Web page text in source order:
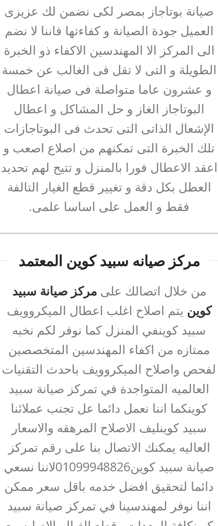
صيانة بوتاجاز بمصر لكى نضمن لك عزيزى
العميل جودة الصيانة و كفاءتها فاننا لا نضم
الى المركز الا المهندسين الاكفاء ذو الخبرة
الطويلة و التى لا تقل فى الغالب عن خمسة
و عشرون عاما متواصلة فى صيانة اعطال
البوتاجاز الغاز و حل المشاكل و اعطال
الإشعال الذاتى التى تحدث فى البوتاجازات
تلك الخبرة التى تمكنهم من اصلاع اصعب و
اعقد الاعطال فورا بالمنزل و تتيح لهم تحديد
العطل بكل دقة و تغيير قطع الغيار التالفة
فقط و العمل على اساسا علمى.
مركز صيانه سبيد كوين المعتمد
من خلال اتصالك علىمركز صيانة سبيد
كوين يتم اصلاح اغلب اعطال الميكروويف
سبيد كوينفي المنزل كما نوفر لكم نخبه
ممتازه من اكفاء المهندسين المتخصصين
لفحص واصلاح الميكروويف باحدث التقنيات
العالميه المتواجدة في تمركز صيانة سبيد
كوينكما اننا نعمل دائما عل تجنب عملائنا
سبيد كوينليف الاصلاح المرهقه والاسعار
العاليه يمكنك الاتصال بنا على رقم تمركز
صيانة سبيد كوين01099948826لاننا نسعي
دائما لتحقيق افضل خدمه باقل سعر ممكن
اننا نوفر لمهندسينا في تمركز صيانة سبيد